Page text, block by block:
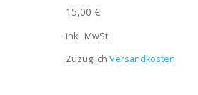
15,00 €
inkl. MwSt.
Zuzüglich Versandkosten